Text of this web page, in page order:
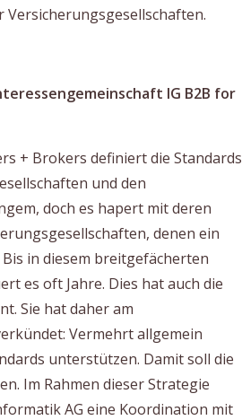
IG B2B for
+ Brokers definiert die Standards
und den
doch es hapert mit deren
denen ein
in diesem breitgefächerten
es oft Jahre. Dies hat auch die
Sie hat daher am
Vermehrt allgemein
unterstützen. Damit soll die
Im Rahmen dieser Strategie
AG eine Koordination mit